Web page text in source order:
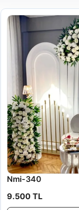
Nmi-340
9.500 TL